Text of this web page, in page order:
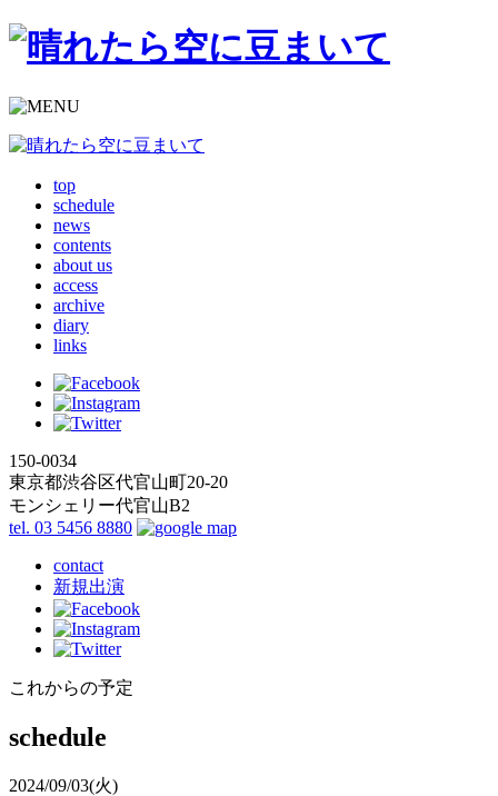
top
schedule
news
contents
about us
access
archive
diary
links
150-0034
東京都渋谷区代官山町20-20
モンシェリー代官山B2
tel. 03 5456 8880
contact
新規出演
これからの予定
schedule
2024/09/03(火)